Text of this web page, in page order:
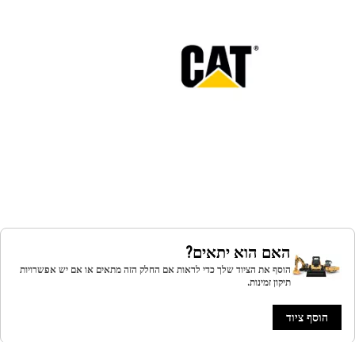
האם הוא יתאים?
הוסף את הציוד שלך כדי לראות אם החלק הזה מתאים או אם יש אפשרויות
תיקון זמינות.
הוסף ציוד